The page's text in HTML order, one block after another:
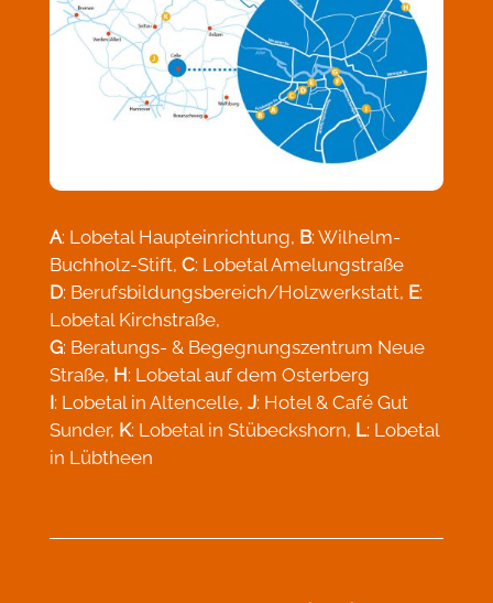
A: Lobetal Haupteinrichtung, B: Wilhelm-
Buchholz-Stift, C: Lobetal Amelungstraße
D: Berufsbildungsbereich/Holzwerkstatt, E:
Lobetal Kirchstraße,
G: Beratungs- & Begegnungszentrum Neue
Straße, H: Lobetal auf dem Osterberg
I: Lobetal in Altencelle, J: Hotel & Café Gut
Sunder, K: Lobetal in Stübeckshorn, L: Lobetal
in Lübtheen